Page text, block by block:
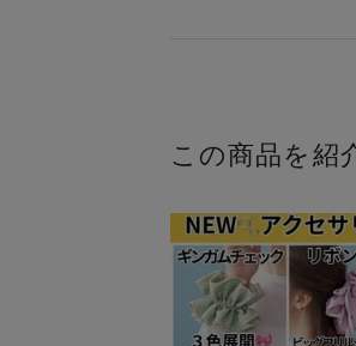
この商品を紹